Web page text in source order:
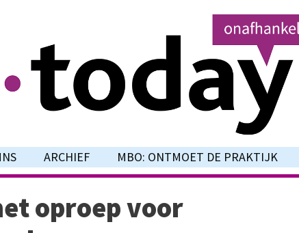
ARCHIEF MBO: ONTMOET DE PRAKTIJK
oproep voor